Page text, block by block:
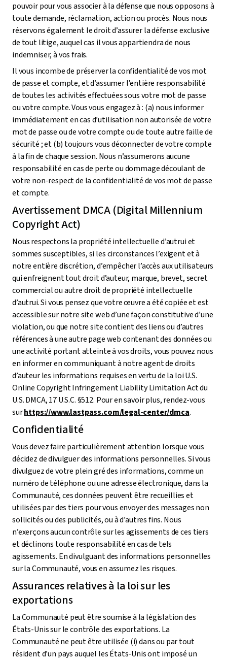
pouvoir pour vous associer à la défense que nous opposons à
toute demande, réclamation, action ou procès. Nous nous
réservons également le droit d’assurer la défense exclusive
de tout litige, auquel cas il vous appartiendra de nous
indemniser, à vos frais.
Il vous incombe de préserver la confidentialité de vos mot
de passe et compte, et d’assumer l’entière responsabilité
de toutes les activités effectuées sous votre mot de passe
ou votre compte. Vous vous engagez à : (a) nous informer
immédiatement en cas d’utilisation non autorisée de votre
mot de passe ou de votre compte ou de toute autre faille de
sécurité ; et (b) toujours vous déconnecter de votre compte
à la fin de chaque session. Nous n’assumerons aucune
responsabilité en cas de perte ou dommage découlant de
votre non-respect de la confidentialité de vos mot de passe
et compte.
Avertissement DMCA (Digital Millennium
Copyright Act)
Nous respectons la propriété intellectuelle d’autrui et
sommes susceptibles, si les circonstances l’exigent et à
notre entière discrétion, d’empêcher l’accès aux utilisateurs
qui enfreignent tout droit d’auteur, marque, brevet, secret
commercial ou autre droit de propriété intellectuelle
d’autrui. Si vous pensez que votre œuvre a été copiée et est
accessible sur notre site web d’une façon constitutive d’une
violation, ou que notre site contient des liens ou d’autres
références à une autre page web contenant des données ou
une activité portant atteinte à vos droits, vous pouvez nous
en informer en communiquant à notre agent de droits
d’auteur les informations requises en vertu de la loi U.S.
Online Copyright Infringement Liability Limitation Act du
U.S. DMCA, 17 U.S.C. §512. Pour en savoir plus, rendez-vous
surhttps://www.lastpass.com/legal-center/dmca.
Confidentialité
Vous devez faire particulièrement attention lorsque vous
décidez de divulguer des informations personnelles. Si vous
divulguez de votre plein gré des informations, comme un
numéro de téléphone ou une adresse électronique, dans la
Communauté, ces données peuvent être recueillies et
utilisées par des tiers pour vous envoyer des messages non
sollicités ou des publicités, ou à d’autres fins. Nous
n’exerçons aucun contrôle sur les agissements de ces tiers
et déclinons toute responsabilité en cas de tels
agissements. En divulguant des informations personnelles
sur la Communauté, vous en assumez les risques.
Assurances relatives à la loi sur les
exportations
La Communauté peut être soumise à la législation des
États-Unis sur le contrôle des exportations. La
Communauté ne peut être utilisée (i) dans ou par tout
résident d’un pays auquel les États-Unis ont imposé un